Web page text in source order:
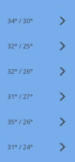
34° /30°
32° /25°
32° /26°
31° /27°
35° /26°
31° /24°